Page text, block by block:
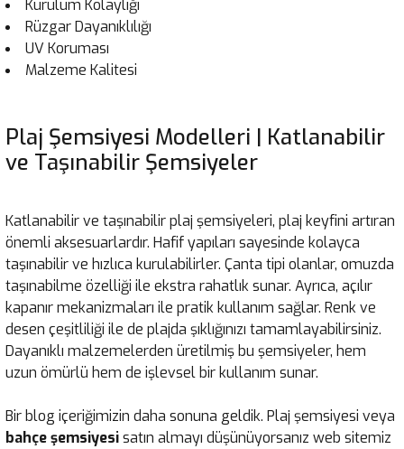
Kurulum Kolaylığı
Rüzgar Dayanıklılığı
UV Koruması
Malzeme Kalitesi
Plaj Şemsiyesi Modelleri | Katlanabilir
ve Taşınabilir Şemsiyeler
Katlanabilir ve taşınabilir plaj şemsiyeleri, plaj keyfini artıran
önemli aksesuarlardır. Hafif yapıları sayesinde kolayca
taşınabilir ve hızlıca kurulabilirler. Çanta tipi olanlar, omuzda
taşınabilme özelliği ile ekstra rahatlık sunar. Ayrıca, açılır
kapanır mekanizmaları ile pratik kullanım sağlar. Renk ve
desen çeşitliliği ile de plajda şıklığınızı tamamlayabilirsiniz.
Dayanıklı malzemelerden üretilmiş bu şemsiyeler, hem
uzun ömürlü hem de işlevsel bir kullanım sunar.
Bir blog içeriğimizin daha sonuna geldik. Plaj şemsiyesi veya
bahçe şemsiyesisatın almayı düşünüyorsanız web sitemiz